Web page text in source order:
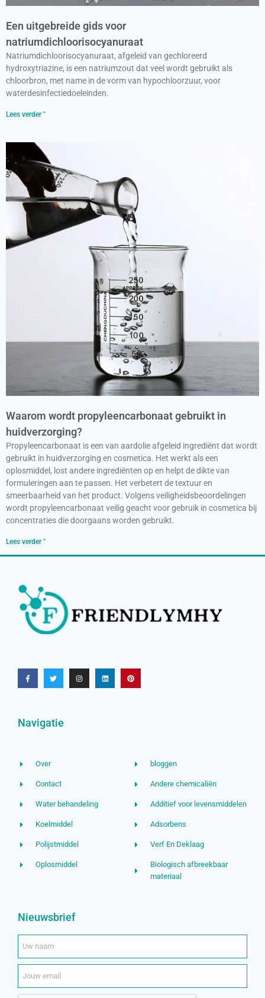
Een uitgebreide gids voor
natriumdichloorisocyanuraat
Natriumdichloorisocyanuraat, afgeleid van gechloreerd
hydroxytriazine, is een natriumzout dat veel wordt gebruikt als
chloorbron, met name in de vorm van hypochloorzuur, voor
waterdesinfectiedoeleinden.
Lees verder "
Waarom wordt propyleencarbonaat gebruikt in
huidverzorging?
Propyleencarbonaat is een van aardolie afgeleid ingrediënt dat wordt
gebruikt in huidverzorging en cosmetica. Het werkt als een
oplosmiddel, lost andere ingrediënten op en helpt de dikte van
formuleringen aan te passen. Het verbetert de textuur en
smeerbaarheid van het product. Volgens veiligheidsbeoordelingen
wordt propyleencarbonaat veilig geacht voor gebruik in cosmetica bij
concentraties die doorgaans worden gebruikt.
Lees verder "
Navigatie
Over
Contact
Water behandeling
Koelmiddel
Polijstmiddel
Oplosmiddel
bloggen
Andere chemicaliën
Additief voor levensmiddelen
Adsorbens
Verf En Deklaag
Biologisch afbreekbaar
materiaal
Nieuwsbrief